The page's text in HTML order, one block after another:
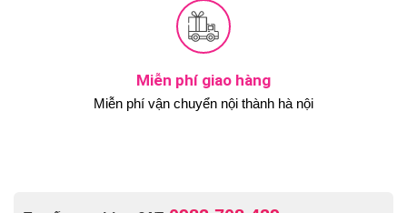
Miễn phí giao hàng
Miễn phí vận chuyển nội thành hà nội